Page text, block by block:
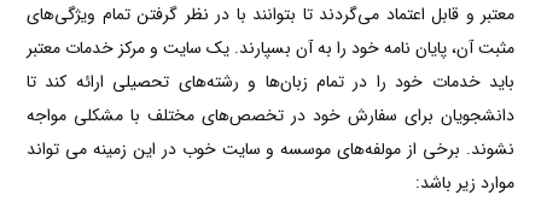
معتبر و قابل اعتماد می‌گردند تا بتوانند با در نظر گرفتن تمام ویژگی‌های
مثبت آن، پایان نامه خود را به آن بسپارند. یک سایت و مرکز خدمات معتبر
باید خدمات خود را در تمام زبان‌ها و رشته‌های تحصیلی ارائه کند تا
دانشجویان برای سفارش خود در تخصص‌های مختلف با مشکلی مواجه
نشوند. برخی از مولفه‌های موسسه و سایت خوب در این زمینه می تواند
موارد زیر باشد: